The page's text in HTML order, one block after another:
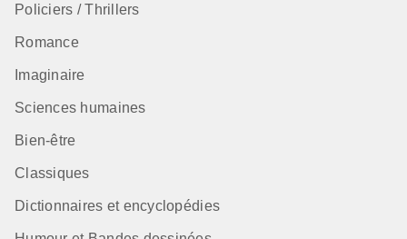
Policiers / Thrillers
Romance
Imaginaire
Sciences humaines
Bien-être
Classiques
Dictionnaires et encyclopédies